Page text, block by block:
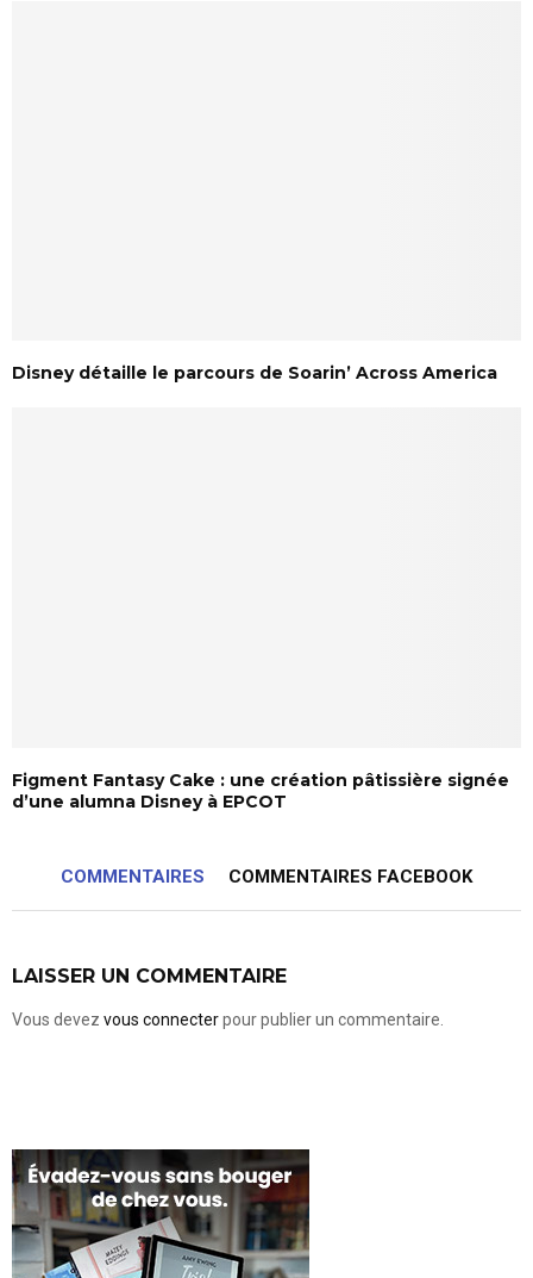
Disney détaille le parcours de Soarin’ Across America
Figment Fantasy Cake : une création pâtissière signée
d’une alumna Disney à EPCOT
COMMENTAIRES COMMENTAIRES FACEBOOK
LAISSER UN COMMENTAIRE
Vous devez vous connecterpour publier un commentaire.